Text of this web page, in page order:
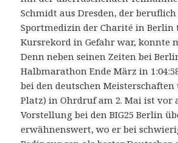
Schmidt aus Dresden, der
Sportmedizin der Charité in Berlin
Kursrekord in Gefahr war, konnte
Denn neben seinen Zeiten bei
Halbmarathon Ende März in
bei den deutschen Meisterschaften
Platz) in Ohrdruf am 2. Mai ist vor
Vorstellung bei den BIG25 Berlin
erwähnenswert, wo er bei